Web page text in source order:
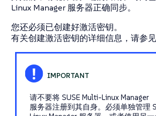
Linux Manager 服务器正确同步。
您还必须已创建好激活密钥。
有关创建激活密钥的详细信息，请参见
请不要将 SUSE Multi-Linux Manager
服务器注册到其自身。必须单独管理